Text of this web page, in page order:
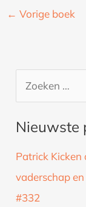
← Vorige boek
e
k
a
Nieuwste
Patrick
vaderschap
#332